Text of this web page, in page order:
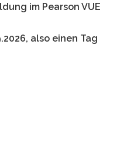
im Pearson VUE
also einen Tag